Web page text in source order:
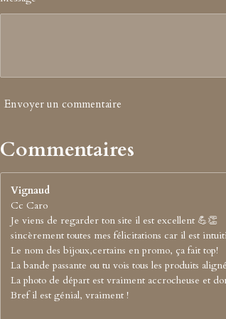
Envoyer un commentaire
Commentaires
Vignaud
Cc Caro
Je viens de regarder ton site il est excellent 💪👏
sincèrement toutes mes félicitations car il est
Le nom des bijoux,certains en promo, ça fait top!
La bande passante ou tu vois tous les produits
La photo de départ est vraiment accrocheuse et
Bref il est génial, vraiment !